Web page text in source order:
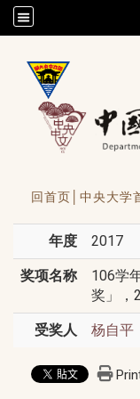
/accesskey""
回首页│ 中央大学
年度 2017
奖项名称
106学
奖」，
受奖人 杨自平